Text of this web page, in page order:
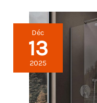
Déc
13
2025